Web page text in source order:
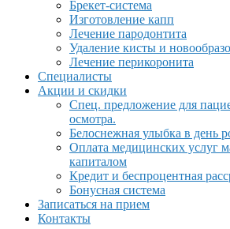
Брекет-система
Изготовление капп
Лечение пародонтита
Удаление кисты и
Лечение перикоронита
Специалисты
Акции и скидки
Спец. предложение для
осмотра.
Белоснежная улыбка в день
Оплата медицинских услуг
капиталом
Кредит и беспроцентная
Бонусная система
Записаться на прием
Контакты